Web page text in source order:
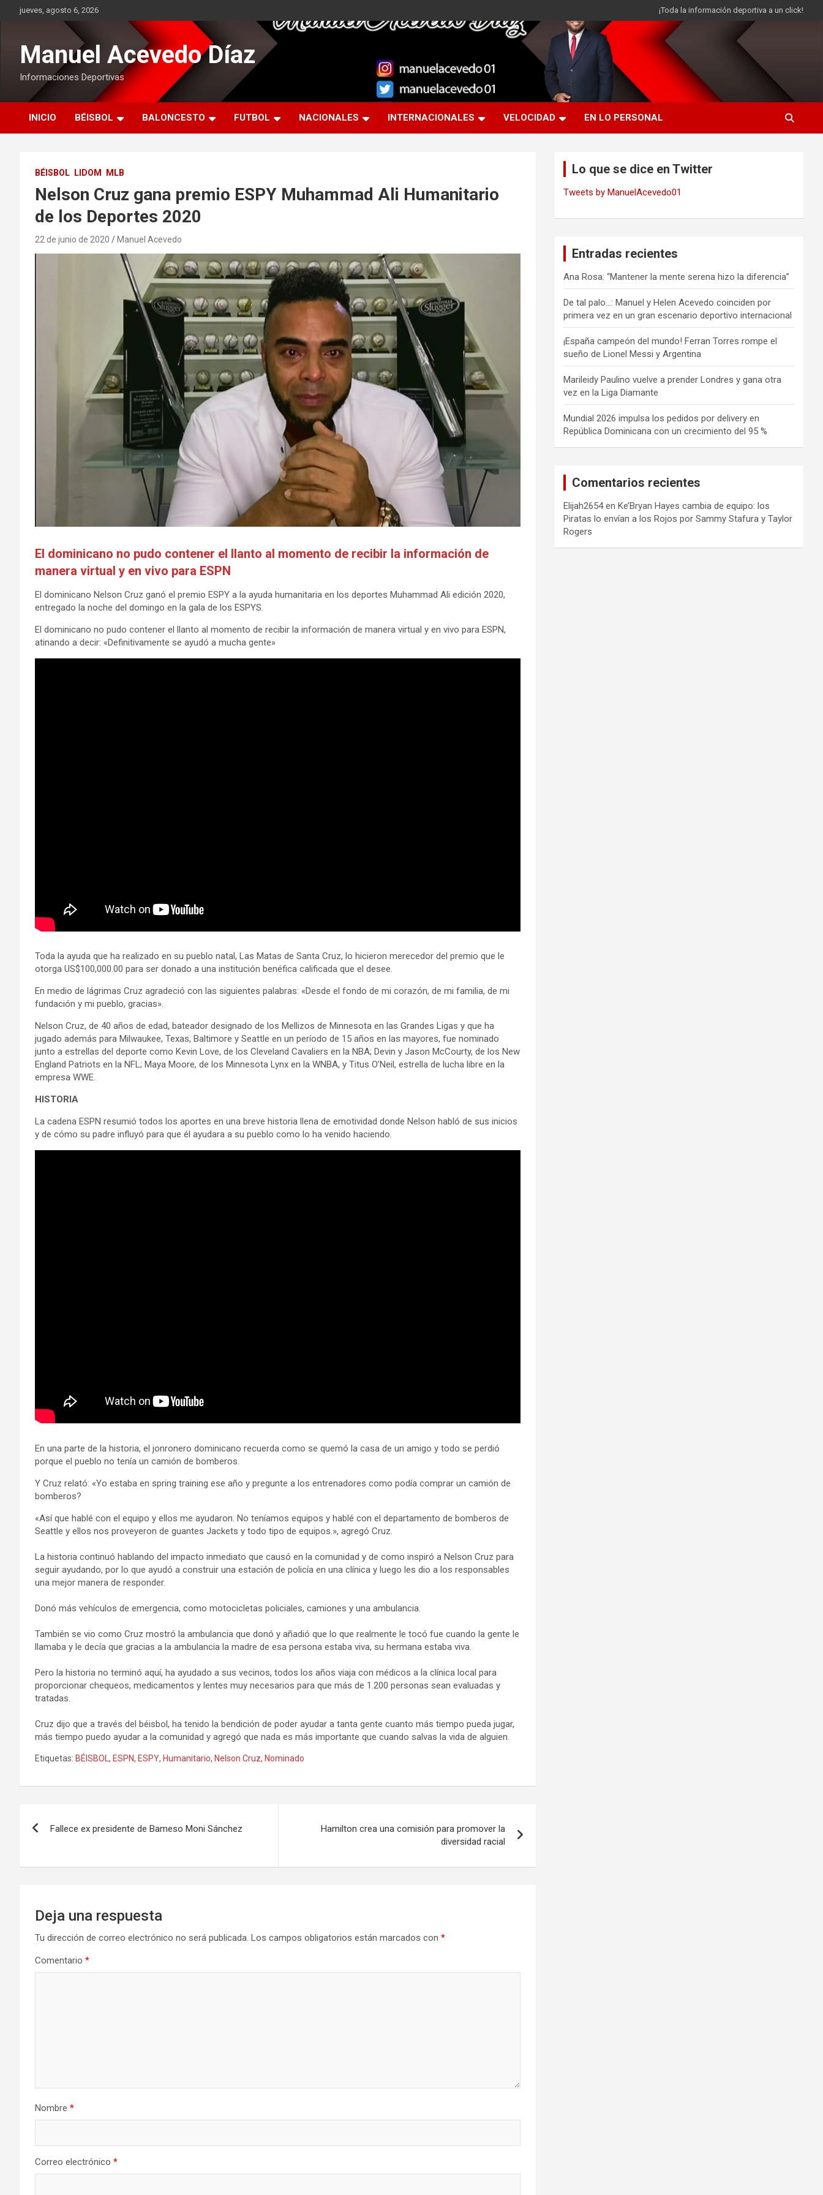
Saltarjueves, agosto 6, 2026 ¡Toda la información deportiva a un click!
Manuel Acevedo Díaz
Informaciones Deportivas
INICIO BÉISBOL BALONCESTO FUTBOL NACIONALES INTERNACIONALES VELOCIDAD EN LO PERSONAL
BÉISBOL LIDOM MLB
Nelson Cruz gana premio ESPY Muhammad Ali Humanitario
de los Deportes 2020
22 de junio de 2020 Manuel Acevedo
El dominicano no pudo contener el llanto al momento de recibir la información de
manera virtual y en vivo para ESPN
El dominicano Nelson Cruz ganó el premio ESPY a la ayuda humanitaria en los deportes Muhammad Ali edición 2020,
entregado la noche del domingo en la gala de los ESPYS.
El dominicano no pudo contener el llanto al momento de recibir la información de manera virtual y en vivo para ESPN,
atinando a decir: «Definitivamente se ayudó a mucha gente»
Toda la ayuda que ha realizado en su pueblo natal, Las Matas de Santa Cruz, lo hicieron merecedor del premio que le
otorga US$100,000.00 para ser donado a una institución benéfica calificada que el desee.
En medio de lágrimas Cruz agradeció con las siguientes palabras: «Desde el fondo de mi corazón, de mi familia, de mi
fundación y mi pueblo, gracias».
Nelson Cruz, de 40 años de edad, bateador designado de los Mellizos de Minnesota en las Grandes Ligas y que ha
jugado además para Milwaukee, Texas, Baltimore y Seattle en un período de 15 años en las mayores, fue nominado
junto a estrellas del deporte como Kevin Love, de los Cleveland Cavaliers en la NBA; Devin y Jason McCourty, de los New
England Patriots en la NFL; Maya Moore, de los Minnesota Lynx en la WNBA, y Titus O’Neil, estrella de lucha libre en la
empresa WWE.
HISTORIA
La cadena ESPN resumió todos los aportes en una breve historia llena de emotividad donde Nelson habló de sus inicios
y de cómo su padre influyó para que él ayudara a su pueblo como lo ha venido haciendo.
En una parte de la historia, el jonronero dominicano recuerda como se quemó la casa de un amigo y todo se perdió
porque el pueblo no tenía un camión de bomberos.
Y Cruz relató: «Yo estaba en spring training ese año y pregunte a los entrenadores como podía comprar un camión de
bomberos?
«Así que hablé con el equipo y ellos me ayudaron. No teníamos equipos y hablé con el departamento de bomberos de
Seattle y ellos nos proveyeron de guantes Jackets y todo tipo de equipos.», agregó Cruz.
La historia continuó hablando del impacto inmediato que causó en la comunidad y de como inspiró a Nelson Cruz para
seguir ayudando, por lo que ayudó a construir una estación de policía en una clínica y luego les dio a los responsables
una mejor manera de responder.
Donó más vehículos de emergencia, como motocicletas policiales, camiones y una ambulancia.
También se vio como Cruz mostró la ambulancia que donó y añadió que lo que realmente le tocó fue cuando la gente le
llamaba y le decía que gracias a la ambulancia la madre de esa persona estaba viva, su hermana estaba viva.
Pero la historia no terminó aquí, ha ayudado a sus vecinos, todos los años viaja con médicos a la clínica local para
proporcionar chequeos, medicamentos y lentes muy necesarios para que más de 1.200 personas sean evaluadas y
tratadas.
Cruz dijo que a través del béisbol, ha tenido la bendición de poder ayudar a tanta gente cuanto más tiempo pueda jugar,
más tiempo puedo ayudar a la comunidad y agregó que nada es más importante que cuando salvas la vida de alguien.
Etiquetas: BÉISBOL , ESPN, ESPY, Humanitario, Nelson Cruz, Nominado
entradas
Fallece ex presidente de Bameso Moni Sánchez
Hamilton crea una comisión para promover la
diversidad racial
Deja una respuesta
Tu dirección de correo electrónico no será publicada. Los campos obligatorios están marcados con *
Comentario *
Nombre *
Correo electrónico *
Lo que se dice en Twitter
Tweets by ManuelAcevedo01
Entradas recientes
Ana Rosa: “Mantener la mente serena hizo la diferencia”
De tal palo…: Manuel y Helen Acevedo coinciden por
primera vez en un gran escenario deportivo internacional
¡España campeón del mundo! Ferran Torres rompe el
sueño de Lionel Messi y Argentina
Marileidy Paulino vuelve a prender Londres y gana otra
vez en la Liga Diamante
Mundial 2026 impulsa los pedidos por delivery en
República Dominicana con un crecimiento del 95 %
Comentarios recientes
Elijah2654enKe’Bryan Hayes cambia de equipo: los
Piratas lo envían a los Rojos por Sammy Stafura y Taylor
Rogers